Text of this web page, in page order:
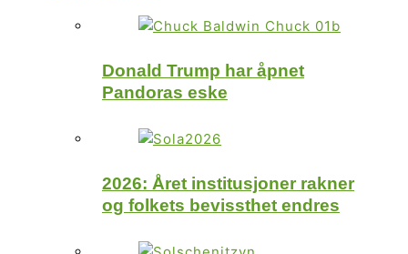
Donald Trump har åpnet
Pandoras eske
2026: Året institusjoner rakner
og folkets bevissthet endres